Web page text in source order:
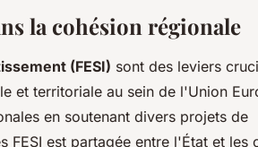
la cohésion régionale
(FESI) sont des leviers
et territoriale au sein de l'Union
en soutenant divers projets de
FESI est partagée entre l'État et les